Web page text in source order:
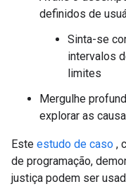
definidos de
Sinta-se
intervalos
limites
Mergulhe
explorar as
Este estudo de caso ,
de programação,
justiça podem ser